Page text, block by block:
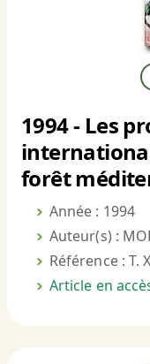
1994 - Les
forêt
Année : 1994
Auteur(s) :
Référence : T.
Article en